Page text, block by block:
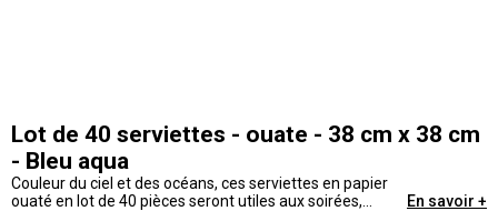
Lot de 40 serviettes - ouate - 38 cm x 38 cm
- Bleu aqua
Couleur du ciel et des océans, ces serviettes en papier
ouaté en lot de 40 pièces seront utiles aux soirées,
En savoir +